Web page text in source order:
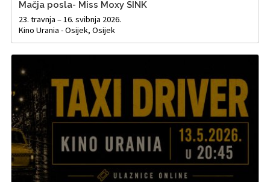
Mačja posla- Miss Moxy SINK
23. travnja – 16. svibnja 2026.
Kino Urania - Osijek, Osijek